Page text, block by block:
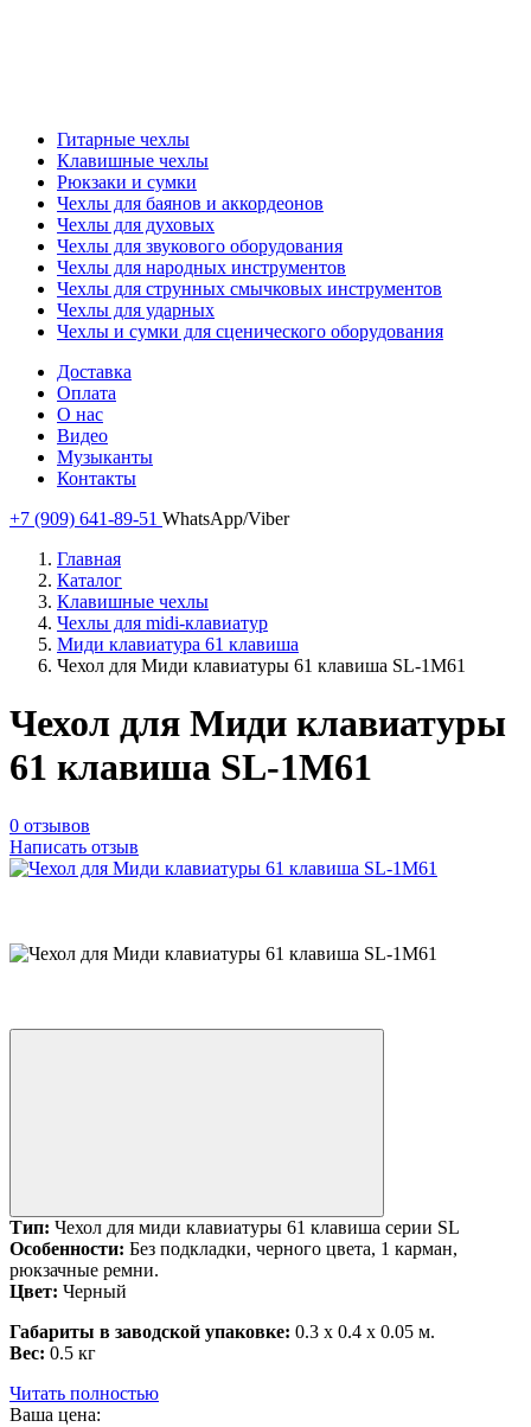
Гитарные чехлы
Клавишные чехлы
Рюкзаки и сумки
Чехлы для баянов и аккордеонов
Чехлы для духовых
Чехлы для звукового оборудования
Чехлы для народных инструментов
Чехлы для струнных смычковых инструментов
Чехлы для ударных
Чехлы и сумки для сценического оборудования
Доставка
Оплата
О нас
Видео
Музыканты
Контакты
+7 (909) 641-89-51 WhatsApp/Viber
Главная
Каталог
Клавишные чехлы
Чехлы для midi-клавиатур
Миди клавиатура 61 клавиша
Чехол для Миди клавиатуры 61 клавиша SL-1M61
Чехол для Миди клавиатуры
61 клавиша SL-1M61
0 отзывов
Написать отзыв
Тип: Чехол для миди клавиатуры 61 клавиша серии SL
Особенности: Без подкладки, черного цвета, 1 карман,
рюкзачные ремни.
Цвет: Черный
Габариты в заводской упаковке: 0.3 x 0.4 x 0.05 м.
Вес: 0.5 кг
Читать полностью
Ваша цена: